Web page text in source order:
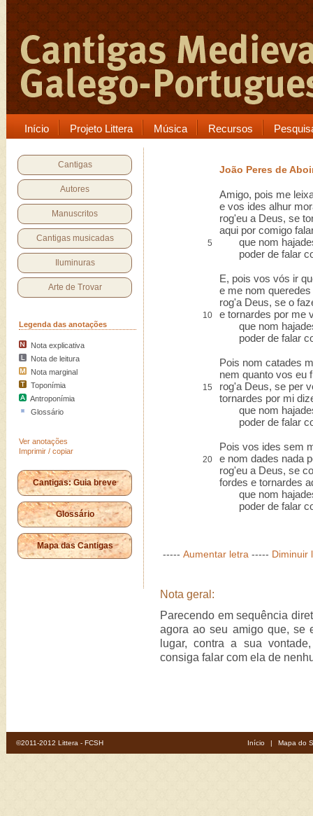
Início Projeto Littera Música Recursos
Cantigas
Autores
Manuscritos
Cantigas musicadas
Iluminuras
Arte de Trovar
Legenda das anotações
Nota explicativa
Nota de leitura
Nota marginal
Toponímia
Antroponímia
Glossário
Ver anotações
Imprimir / copiar
Cantigas: Guia breve
Glossário
Mapa das Cantigas
João Peres de
Amigo, pois me
e vos ides alhur
rog'eu a Deus, se
aqui por comigo
5
que nom
poder de falar
E, pois vos vós ir
e me nom queredes
rog'a Deus, se o
10
e tornardes por me
que nom
poder de falar
Pois nom catades
nem quanto vos eu
15
rog'a Deus, se per
tornardes por mi
que nom
poder de falar
Pois vos ides sem
20
e nom dades nada
rog'eu a Deus, se
fordes e tornardes
que nom
poder de falar
----- Aumentar letra ----- Diminuir
Nota geral:
Parecendo em sequência
agora ao seu amigo que, se
lugar, contra a sua
consiga falar com ela de
©2011-2012 Littera - FCSH Início | Mapa do